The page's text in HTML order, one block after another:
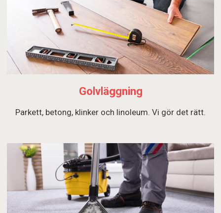
Golvläggning
Parkett, betong, klinker och linoleum. Vi gör det rätt.